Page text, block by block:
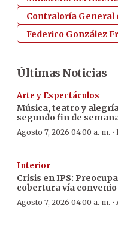
Contraloría General
Federico González
Últimas Noticias
Arte y Espectáculos
Música, teatro y
segundo fin de
Agosto 7, 2026 04:00 a. m. ·
Interior
Crisis en IPS:
cobertura vía convenio
Agosto 7, 2026 04:00 a. m. ·